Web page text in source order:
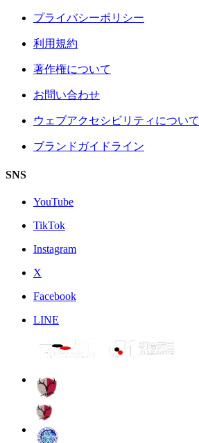
プライバシーポリシー
利用規約
著作権について
お問い合わせ
ウェブアクセシビリティについて
ブランドガイドライン
SNS
YouTube
TikTok
Instagram
X
Facebook
LINE